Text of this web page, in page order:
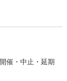
催・中止・延期